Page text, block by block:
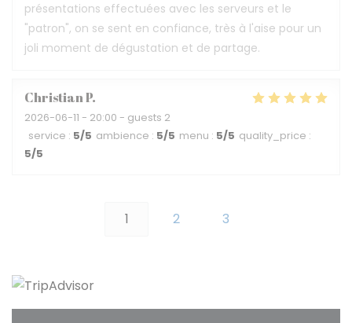
présentations effectuées avec les serveurs et le
"patron", on se sent en confiance, très à l'aise pour un
joli moment de dégustation et de partage.
ChristianP
2026-06-11 - 20:00 - guests 2
service : 5/5 ambience : 5/5 menu : 5/5 quality_price :
5/5
1 2 3